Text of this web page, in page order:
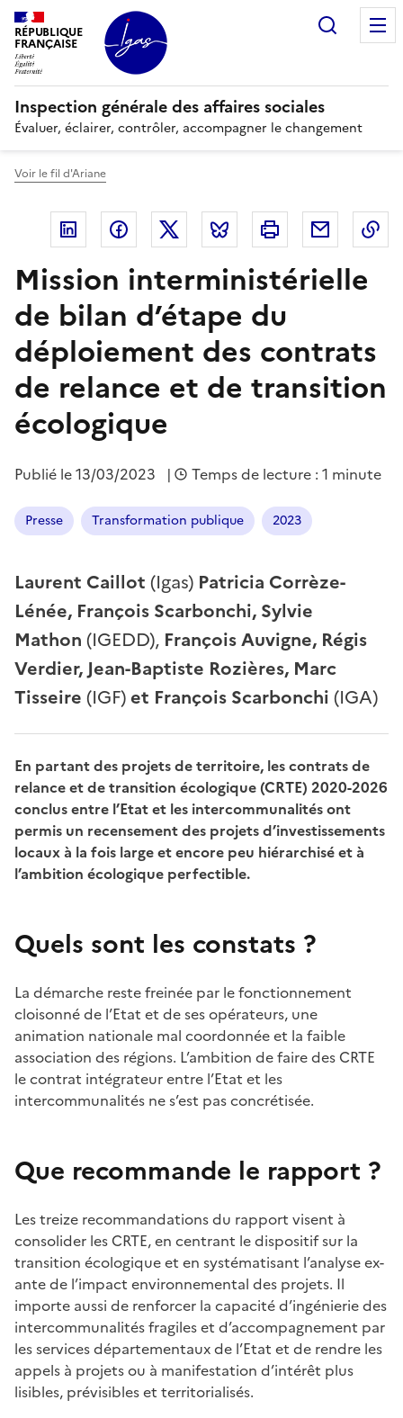
Panneau de gestion des cookies
RÉPUBLIQUE
FRANÇAISE
Inspection générale des affaires sociales
Évaluer, éclairer, contrôler, accompagner le changement
Voir le fil d'Ariane
Linkedin FacebookTwitter Bluesky Imprimer Courriel
Mission interministérielle
de bilan d’étape du
déploiement des contrats
de relance et de transition
écologique
Publié le13/03/2023 | Temps de lecture : 1 minute
Presse Transformation publique 2023
Laurent Caillot (Igas) Patricia Corrèze-
Lénée, François Scarbonchi, Sylvie
Mathon (IGEDD), François Auvigne, Régis
Verdier, Jean-Baptiste Rozières, Marc
Tisseire (IGF)et François Scarbonchi (IGA)
En partant des projets de territoire, les contrats de
relance et de transition écologique (CRTE) 2020-2026
conclus entre l’Etat et les intercommunalités ont
permis un recensement des projets d’investissements
locaux à la fois large et encore peu hiérarchisé et à
l’ambition écologique perfectible.
Quels sont les constats ?
La démarche reste freinée par le fonctionnement
cloisonné de l’Etat et de ses opérateurs, une
animation nationale mal coordonnée et la faible
association des régions. L’ambition de faire des CRTE
le contrat intégrateur entre l’Etat et les
intercommunalités ne s’est pas concrétisée.
Que recommande le rapport ?
Les treize recommandations du rapport visent à
consolider les CRTE, en centrant le dispositif sur la
transition écologique et en systématisant l’analyse ex-
ante de l’impact environnemental des projets. Il
importe aussi de renforcer la capacité d’ingénierie des
intercommunalités fragiles et d’accompagnement par
les services départementaux de l’Etat et de rendre les
appels à projets ou à manifestation d’intérêt plus
lisibles, prévisibles et territorialisés.